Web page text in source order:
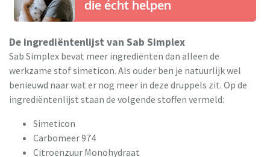
die écht helpen
De ingrediëntenlijst van Sab Simplex
Sab Simplex bevat meer ingrediënten dan alleen de
werkzame stof simeticon. Als ouder ben je natuurlijk wel
benieuwd naar wat er nog meer in deze druppels zit. Op de
ingrediëntenlijst staan de volgende stoffen vermeld:
Simeticon
Carbomeer 974
Citroenzuur Monohydraat